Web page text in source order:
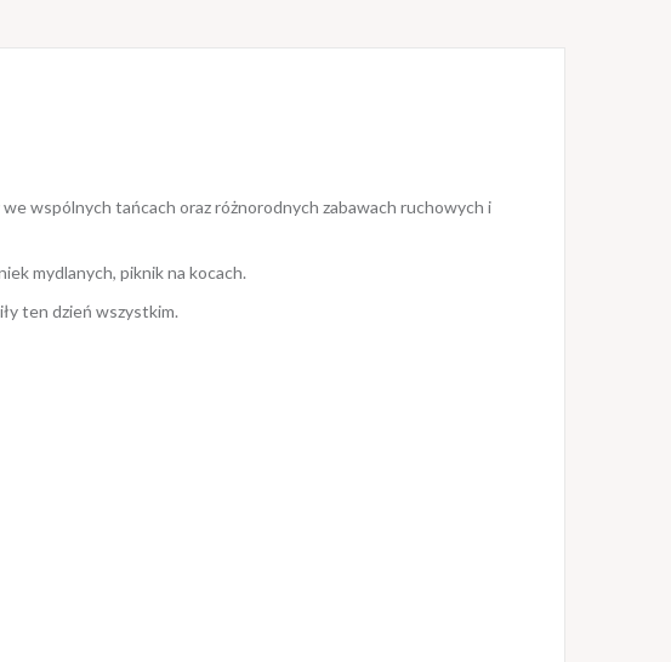
wspólnych tańcach oraz różnorodnych zabawach ruchowych i
mydlanych, piknik na kocach.
ten dzień wszystkim.